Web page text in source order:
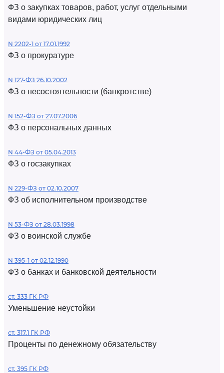
ФЗ о закупках товаров, работ, услуг отдельными
видами юридических лиц
N 2202-1 от 17.01.1992
ФЗ о прокуратуре
N 127-ФЗ 26.10.2002
ФЗ о несостоятельности (банкротстве)
N 152-ФЗ от 27.07.2006
ФЗ о персональных данных
N 44-ФЗ от 05.04.2013
ФЗ о госзакупках
N 229-ФЗ от 02.10.2007
ФЗ об исполнительном производстве
N 53-ФЗ от 28.03.1998
ФЗ о воинской службе
N 395-1 от 02.12.1990
ФЗ о банках и банковской деятельности
ст. 333 ГК РФ
Уменьшение неустойки
ст. 317.1 ГК РФ
Проценты по денежному обязательству
ст. 395 ГК РФ